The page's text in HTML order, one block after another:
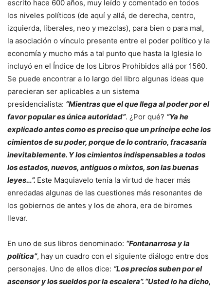
escrito hace 600 años, muy leído y comentado en todos
los niveles políticos (de aquí y allá, de derecha, centro,
izquierda, liberales, neo y mezclas), para bien o para mal,
la asociación o vínculo presente entre el poder político y la
economía y mucho más a tal punto que hasta la Iglesia lo
incluyó en el Índice de los Libros Prohibidos allá por 1560.
Se puede encontrar a lo largo del libro algunas ideas que
parecieran ser aplicables a un sistema
presidencialista: “Mientras que el que llega al poder por el
favor popular es única autoridad”. ¿Por qué? “Ya he
explicado antes como es preciso que un príncipe eche los
cimientos de su poder, porque de lo contrario, fracasaría
inevitablemente. Y los cimientos indispensables a todos
los estados, nuevos, antiguos o mixtos, son las buenas
leyes…”. Este Maquiavelo tenía la virtud de hacer más
enredadas algunas de las cuestiones más resonantes de
los gobiernos de antes y los de ahora, era de biromes
llevar.
En uno de sus libros denominado: “Fontanarrosa y la
política”, hay un cuadro con el siguiente diálogo entre dos
personajes. Uno de ellos dice: “Los precios suben por el
ascensor y los sueldos por la escalera”. “Usted lo ha dicho,